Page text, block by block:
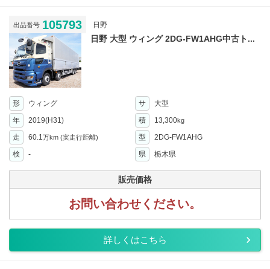
出品番号 105793 日野
日野 大型 ウィング 2DG-FW1AHG中古ト...
形 ウィング サ
大型
年
2019(H31) 積 13,300kg
走 60.1万km (実走行距離) 型
2DG-FW1AHG
検
- 県 栃木県
販売価格
お問い合わせください。
詳しくはこちら